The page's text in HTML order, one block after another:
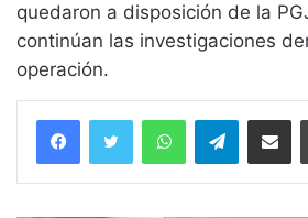
quedaron a disposición de la
continúan las investigaciones
operación.
WhatsAppTelegram